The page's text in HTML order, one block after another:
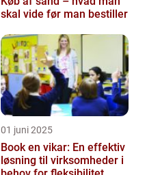
skal vide før man bestiller
01 juni 2025
Book en vikar: En effektiv
løsning til virksomheder i